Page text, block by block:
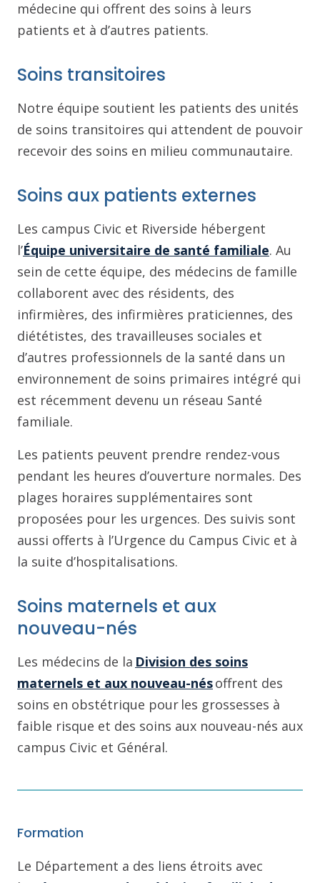
médecine qui offrent des soins à leurs
patients et à d’autres patients.
Soins transitoires
Notre équipe soutient les patients des unités
de soins transitoires qui attendent de pouvoir
recevoir des soins en milieu communautaire.
Soins aux patients externes
Les campus Civic et Riverside hébergent
l’Équipe universitaire de santé familiale. Au
sein de cette équipe, des médecins de famille
collaborent avec des résidents, des
infirmières, des infirmières praticiennes, des
diététistes, des travailleuses sociales et
d’autres professionnels de la santé dans un
environnement de soins primaires intégré qui
est récemment devenu un réseau Santé
familiale.
Les patients peuvent prendre rendez-vous
pendant les heures d’ouverture normales. Des
plages horaires supplémentaires sont
proposées pour les urgences. Des suivis sont
aussi offerts à l’Urgence du Campus Civic et à
la suite d’hospitalisations.
Soins maternels et aux
nouveau-nés
Les médecins de la Division des soins
maternels et aux nouveau-nésoffrent des
soins en obstétrique pour les grossesses à
faible risque et des soins aux nouveau-nés aux
campus Civic et Général.
Formation
Le Département a des liens étroits avec